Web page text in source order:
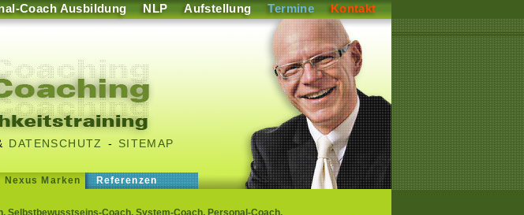
Coach Ausbildung NLP Aufstellung Termine Kontakt
DATENSCHUTZ - SITEMAP
Nexus Marken Referenzen
Selbstbewusstseins-Coach, System-Coach, Personal-Coach.